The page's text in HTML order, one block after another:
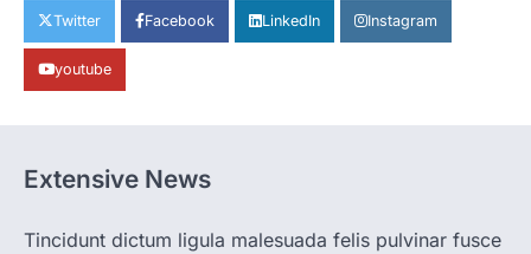
CG: छिपली की दीदियों का कमाल, बकरी
पालन से बढ़ी आय और मजबूत हुआ आत्मविश्वास
बनाने की दिशा में जिले के नगरी…
CHHATTISGARH
जाएगी एल्बेंडाजोल
Twitter Facebook LinkedIn Instagram
youtube
Extensive News
Tincidunt dictum ligula malesuada felis pulvinar fusce